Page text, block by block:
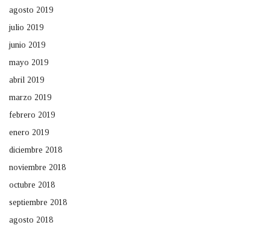
agosto 2019
julio 2019
junio 2019
mayo 2019
abril 2019
marzo 2019
febrero 2019
enero 2019
diciembre 2018
noviembre 2018
octubre 2018
septiembre 2018
agosto 2018